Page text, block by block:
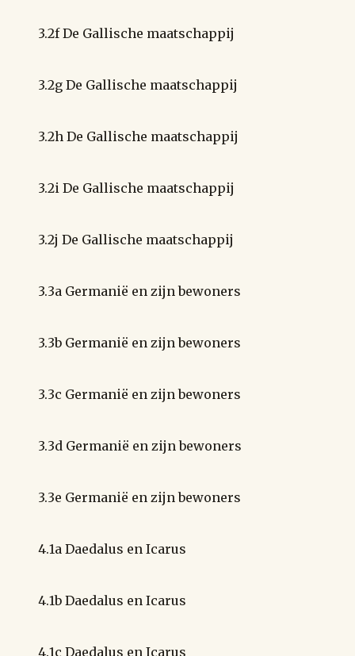
3.2f De Gallische maatschappij
3.2g De Gallische maatschappij
3.2h De Gallische maatschappij
3.2i De Gallische maatschappij
3.2j De Gallische maatschappij
3.3a Germanië en zijn bewoners
3.3b Germanië en zijn bewoners
3.3c Germanië en zijn bewoners
3.3d Germanië en zijn bewoners
3.3e Germanië en zijn bewoners
4.1a Daedalus en Icarus
4.1b Daedalus en Icarus
4.1c Daedalus en Icarus